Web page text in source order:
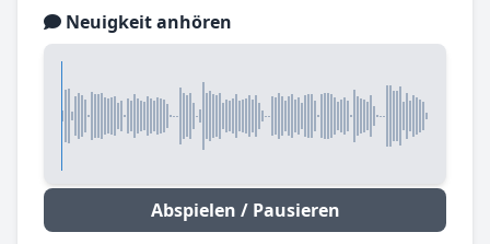
Neuigkeit anhören
Abspielen / Pausieren